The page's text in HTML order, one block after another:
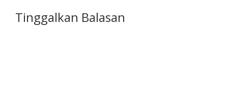
Tinggalkan Balasan